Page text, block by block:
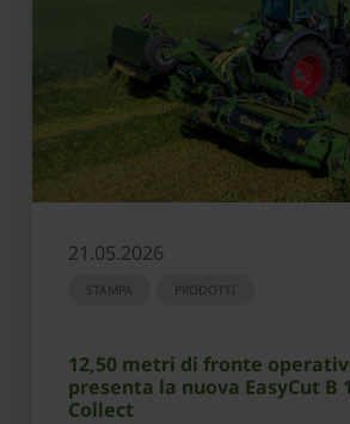
21.05.2026
STAMPA PRODOTTI
12,50 metri di fronte
presenta la nuova EasyCut B
Collect